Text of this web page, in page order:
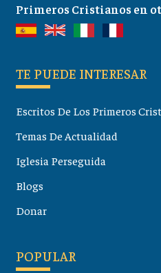
Primeros Cristianos en
TE PUEDE INTERESAR
Escritos De Los Primeros
Temas De Actualidad
Iglesia Perseguida
Blogs
Donar
POPULAR